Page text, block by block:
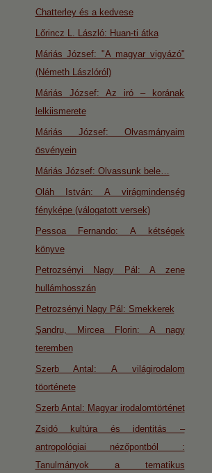
Chatterley és a kedvese
Lőrincz L. László: Huan-ti átka
Máriás József: "A magyar vigyázó"
(Németh Lászlóról)
Máriás József: Az iró – korának
lelkiismerete
Máriás József: Olvasmányaim
ösvényein
Máriás József: Olvassunk bele…
Oláh István: A virágmindenség
fényképe (válogatott versek)
Pessoa Fernando: A kétségek
könyve
Petrozsényi Nagy Pál: A zene
hullámhosszán
Petrozsényi Nagy Pál: Smekkerek
Şandru, Mircea Florin: A nagy
teremben
Szerb Antal: A világirodalom
töorténete
Szerb Antal: Magyar irodalomtörténet
Zsidó kultúra és identitás –
antropológiai nézőpontból :
Tanulmányok a tematikus